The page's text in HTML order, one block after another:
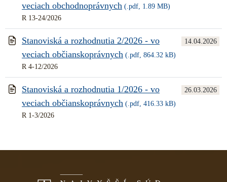
veciach obchodnoprávnych (.pdf, 1.89 MB)
R 13-24/2026
Stanoviská a rozhodnutia 2/2026 - vo
veciach občianskoprávnych (.pdf, 864.32 kB)
R 4-12/2026
14.04.2026
Stanoviská a rozhodnutia 1/2026 - vo
veciach občianskoprávnych (.pdf, 416.33 kB)
R 1-3/2026
26.03.2026